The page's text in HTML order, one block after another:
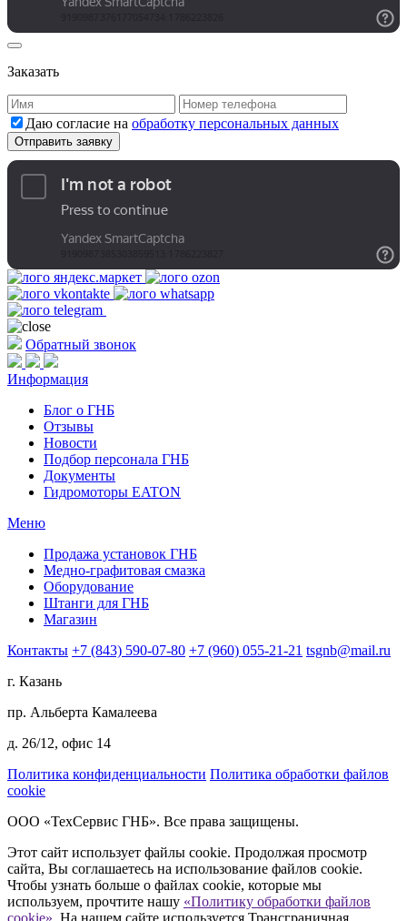
Заказать
Даю согласие на обработку персональных данных
Обратный звонок
Информация
Блог о ГНБ
Отзывы
Новости
Подбор персонала ГНБ
Документы
Гидромоторы EATON
Меню
Продажа установок ГНБ
Медно-графитовая смазка
Оборудование
Штанги для ГНБ
Магазин
Контакты +7 (843) 590-07-80 +7 (960) 055-21-21 tsgnb@mail.ru
г. Казань
пр. Альберта Камалеева
д. 26/12, офис 14
Политика конфиденциальности Политика обработки файлов
cookie
ООО «ТехСервис ГНБ». Все права защищены.
Этот сайт использует файлы cookie. Продолжая просмотр
сайта, Вы соглашаетесь на использование файлов cookie.
Чтобы узнать больше о файлах cookie, которые мы
используем, прочтите нашу «Политику обработки файлов